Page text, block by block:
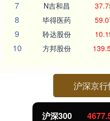
7 N吉和昌
8 毕得医药
9 聆达股份
10 方邦股份
沪深京
沪深300